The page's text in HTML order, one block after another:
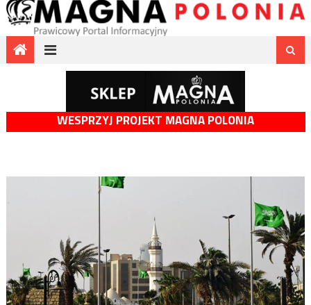
WESPRZYJ PROJEKT MAGNA POLONIA